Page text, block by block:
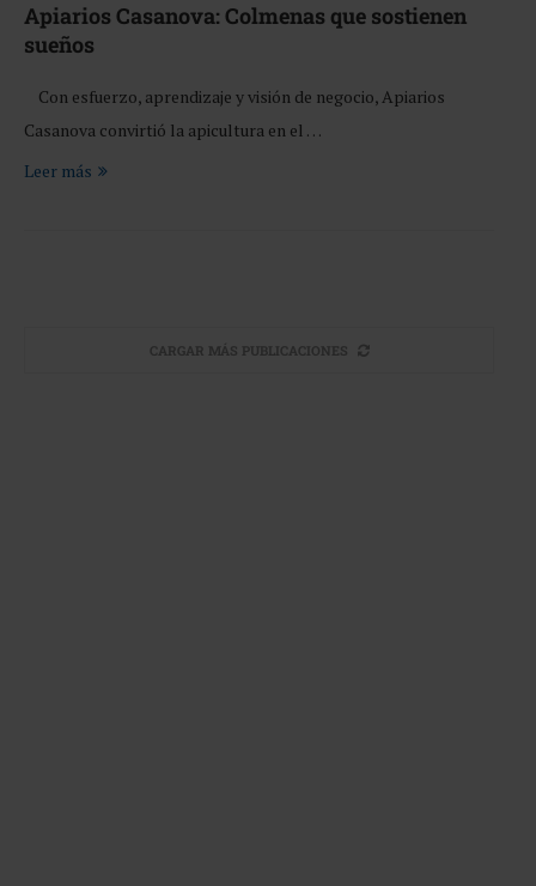
Apiarios Casanova: Colmenas que sostienen
sueños
Con esfuerzo, aprendizaje y visión de negocio, Apiarios
Casanova convirtió la apicultura en el …
Leer más
CARGAR MÁS PUBLICACIONES